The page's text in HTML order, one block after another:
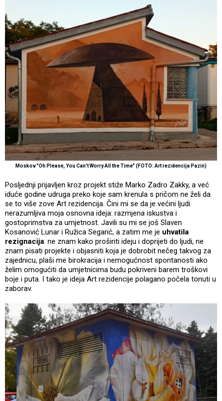
Moskov "Oh Please, You Can't Worry All the Time" (FOTO: Art rezidencija Pazin)
Posljednji prijavljen kroz projekt stiže Marko Zadro Zakky, a već
iduće godine udruga preko koje sam krenula s pričom ne želi da
se to više zove Art rezidencija. Čini mi se da je većini ljudi
nerazumljiva moja osnovna ideja: razmjena iskustva i
gostoprimstva za umjetnost. Javili su mi se još Slaven
Kosanović Lunar i Ružica Segarić, a zatim me je uhvatila
rezignacija: ne znam kako proširiti ideju i doprijeti do ljudi, ne
znam pisati projekte i objasniti koja je dobrobit nečeg takvog za
zajednicu, plaši me birokracija i nemogućnost spontanosti ako
želim omogućiti da umjetnicima budu pokriveni barem troškovi
boje i puta. I tako je ideja Art rezidencije polagano počela tonuti u
zaborav.